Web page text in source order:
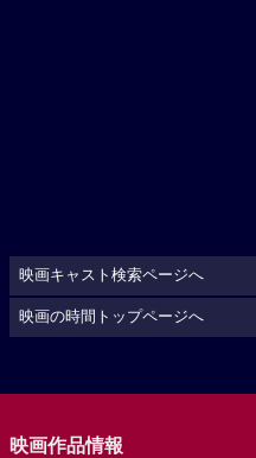
映画キャスト検索ページへ
映画の時間トップページへ
映画作品情報